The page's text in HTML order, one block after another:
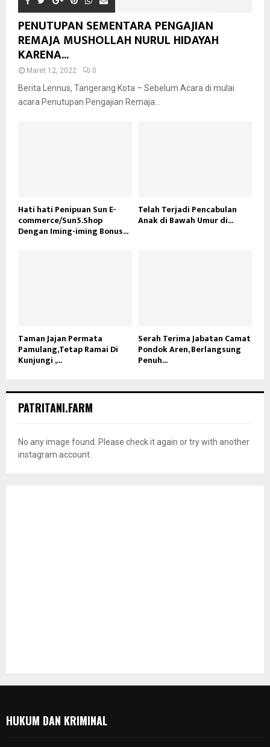
PENUTUPAN SEMENTARA PENGAJIAN
REMAJA MUSHOLLAH NURUL HIDAYAH
KARENA...
Maret 12, 2022 0
Berita Lennus, Tangerang Kota – Sebelum Acara di mulai
acara Penutupan Pengajian Remaja...
Hati hati Penipuan Sun E-
commerce/Sun5.Shop
Dengan Iming-iming Bonus...
Telah Terjadi Pencabulan
Anak di Bawah Umur di...
Taman Jajan Permata
Pamulang,Tetap Ramai Di
Kunjungi ,...
Serah Terima Jabatan Camat
Pondok Aren, Berlangsung
Penuh...
PATRITANI.FARM
No any image found. Please check it again or try with another
instagram account.
HUKUM DAN KRIMINAL